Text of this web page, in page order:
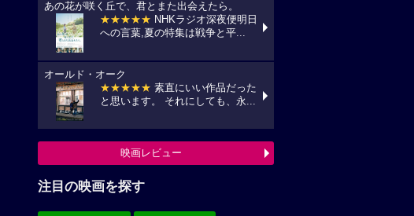
あの花が咲く丘で、君とまた出会えたら。
★★★★★ NHKラジオ深夜便明日
への言葉,夏の特集は戦争と平...
オールド・オーク
★★★★★ 素直にいい作品だった
と思います。 それにしても、永...
映画レビュー
注目の映画を探す